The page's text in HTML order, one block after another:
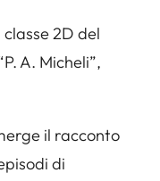
2D del
A. Micheli”,
il racconto
di